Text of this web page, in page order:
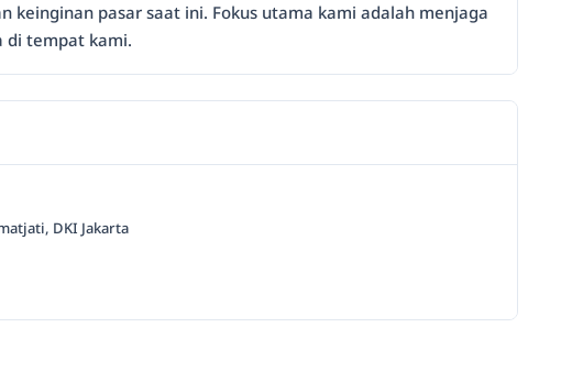
pasar saat ini. Fokus utama kami adalah menjaga
di tempat kami.
DKI Jakarta